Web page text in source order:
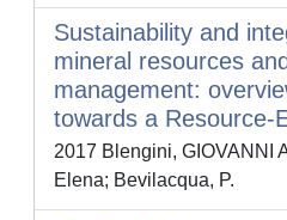
Sustainability and
mineral resources
management:
towards a Resource-
2017 Blengini, GIOVANNI
Elena; Bevilacqua, P.